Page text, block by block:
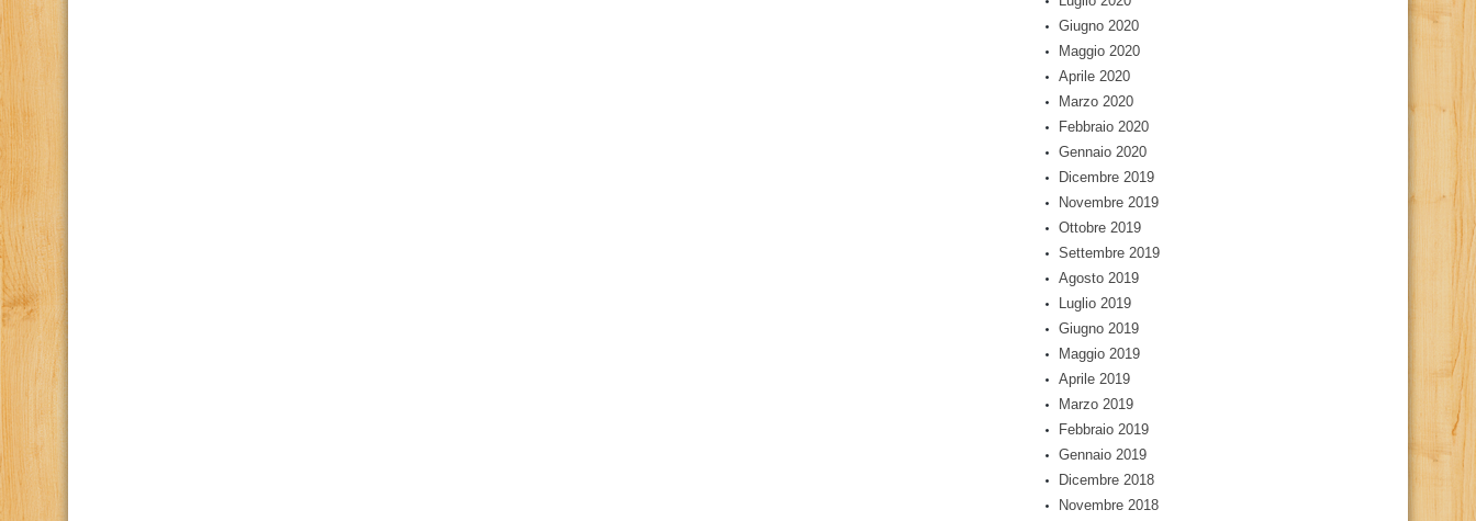
Giugno 2020
Maggio 2020
Aprile 2020
Marzo 2020
Febbraio 2020
Gennaio 2020
Dicembre 2019
Novembre 2019
Ottobre 2019
Settembre 2019
Agosto 2019
Luglio 2019
Giugno 2019
Maggio 2019
Aprile 2019
Marzo 2019
Febbraio 2019
Gennaio 2019
Dicembre 2018
Novembre 2018